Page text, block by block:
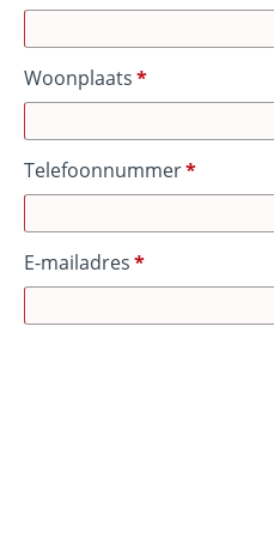
Woonplaats
Telefoonnummer
E-mailadres